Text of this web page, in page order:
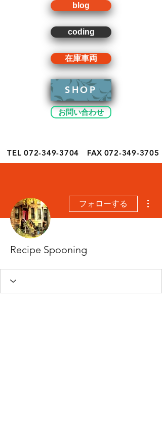
blog
coding
在庫車両
SHOP
お問い合わせ
TEL 072-349-3704 FAX 072-349-3705
フォローする
Recipe Spooning